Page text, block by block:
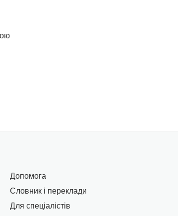
Допомога
Словник і переклади
Для спеціалістів